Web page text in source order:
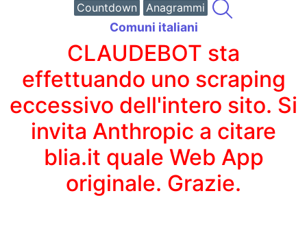
Countdown
Anagrammi
Comuni italiani
CLAUDEBOT sta
effettuando uno scraping
eccessivo dell'intero sito. Si
invita Anthropic a citare
blia.it quale Web App
originale. Grazie.